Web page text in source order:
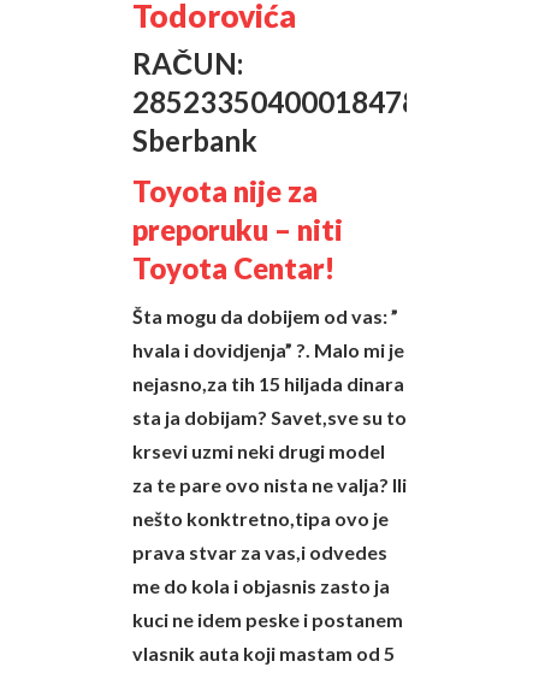
Todorovića
RAČUN:
285233504000184788
Sberbank
Toyota nije za
preporuku – niti
Toyota Centar!
Šta mogu da dobijem od vas: ”
hvala i dovidjenja” ?. Malo mi je
nejasno,za tih 15 hiljada dinara
sta ja dobijam? Savet,sve su to
krsevi uzmi neki drugi model
za te pare ovo nista ne valja? Ili
nešto konktretno,tipa ovo je
prava stvar za vas,i odvedes
me do kola i objasnis zasto ja
kuci ne idem peske i postanem
vlasnik auta koji mastam od 5